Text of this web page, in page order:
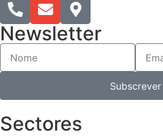
Newsletter
Subscrever
Sectores